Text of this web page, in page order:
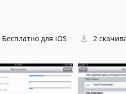
Бесплатно для iOS 2